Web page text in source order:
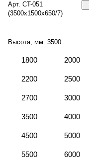
Арт. СT-051
(3500x1500x650/7)
Высота, мм: 3500
1800 2000
2200 2500
2700 3000
3500 4000
4500 5000
5500 6000